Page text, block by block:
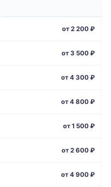
от 2 200 ₽
от 3 500 ₽
от 4 300 ₽
от 4 800 ₽
от 1 500 ₽
от 2 600 ₽
от 4 900 ₽